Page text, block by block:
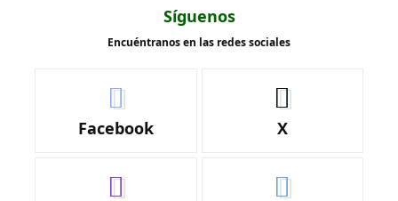
Síguenos
Encuéntranos en las redes sociales
Facebook X